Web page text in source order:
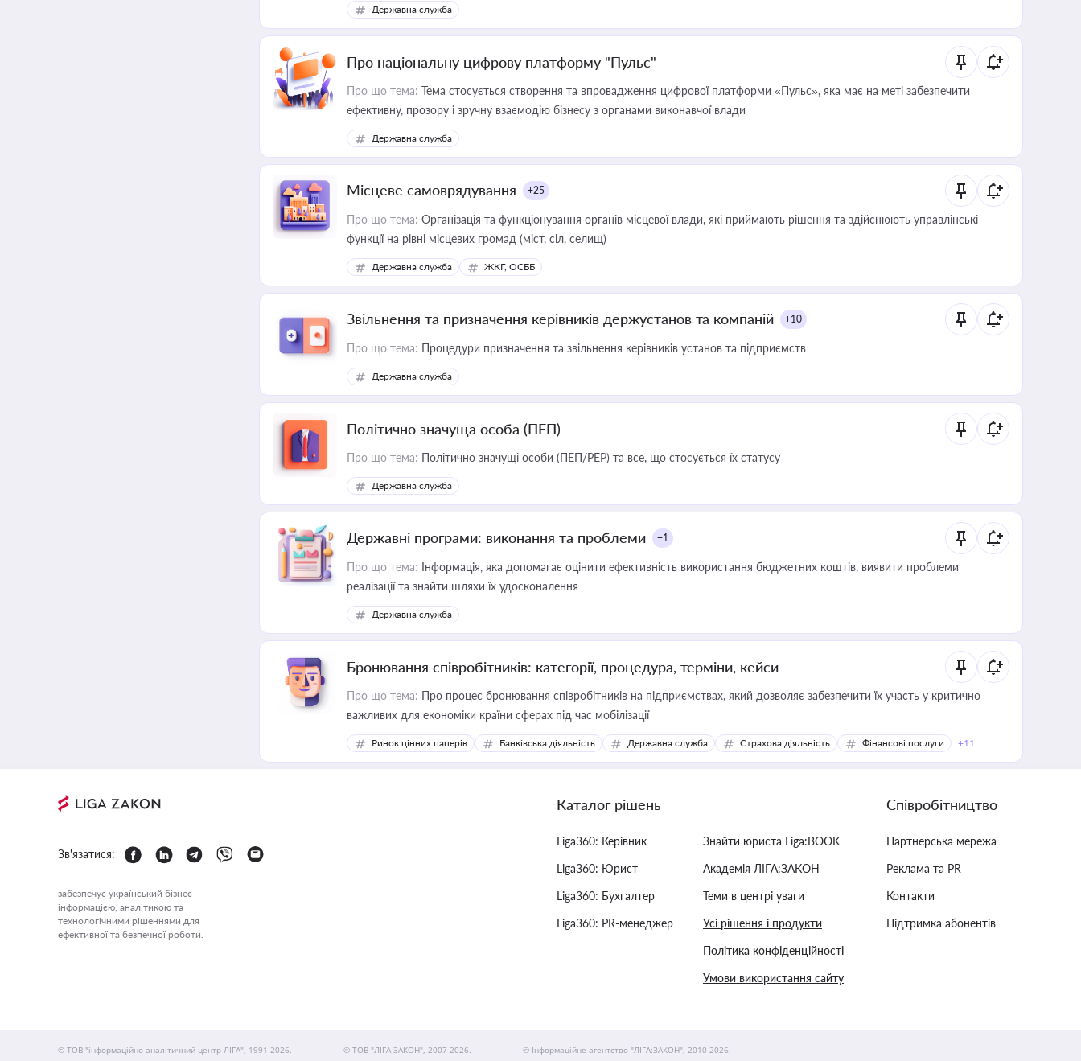
Державна служба
Про національну цифрову платформу "Пульс"
Про що тема: Тема стосується створення та впровадження цифрової платформи «Пульс», яка має на меті забезпечити
ефективну, прозору і зручну взаємодію бізнесу з органами виконавчої влади
Державна служба
Місцеве самоврядування +25
Про що тема: Організація та функціонування органів місцевої влади, які приймають рішення та здійснюють управлінські
функції на рівні місцевих громад (міст, сіл, селищ)
Державна служба ЖКГ, ОСББ
Звільнення та призначення керівників держустанов та компаній +10
Про що тема: Процедури призначення та звільнення керівників установ та підприємств
Державна служба
Політично значуща особа (ПЕП)
Про що тема: Політично значущі особи (ПЕП/PEP) та все, що стосується їх статусу
Державна служба
Державні програми: виконання та проблеми +1
Про що тема: Інформація, яка допомагає оцінити ефективність використання бюджетних коштів, виявити проблеми
реалізації та знайти шляхи їх удосконалення
Державна служба
Бронювання співробітників: категорії, процедура, терміни, кейси
Про що тема: Про процес бронювання співробітників на підприємствах, який дозволяє забезпечити їх участь у критично
важливих для економіки країни сферах під час мобілізації
Ринок цінних паперів Банківська діяльність Державна служба Страхова діяльність Фінансові послуги +11
Зв'язатися:
забезпечує український бізнес
інформацією, аналітикою та
технологічними рішеннями для
ефективної та безпечної роботи.
Каталог рішень
Liga360: Керівник
Liga360: Юрист
Liga360: Бухгалтер
Liga360: PR-менеджер
Знайти юриста Liga:BOOK
Академія ЛІГА:ЗАКОН
Теми в центрі уваги
Усі рішення і продукти
Політика конфіденційності
Умови використання сайту
Співробітництво
Партнерська мережа
Реклама та PR
Контакти
Підтримка абонентів
© ТОВ "інформаційно-аналітичний центр ЛІГА", 1991-2026. © ТОВ "ЛІГА ЗАКОН", 2007-2026. © Інформаційне агентство "ЛІГА:ЗАКОН", 2010-2026.